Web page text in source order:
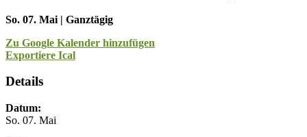
So. 07. Mai | Ganztägig
Zu Google Kalender hinzufügen
Exportiere Ical
Details
Datum:
So. 07. Mai